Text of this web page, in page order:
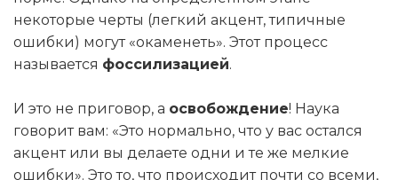
некоторые черты (легкий акцент, типичные
ошибки) могут «окаменеть». Этот процесс
называется фоссилизацией.
И это не приговор, а освобождение! Наука
говорит вам: «Это нормально, что у вас остался
акцент или вы делаете одни и те же мелкие
ошибки». Это то, что происходит почти со всеми,